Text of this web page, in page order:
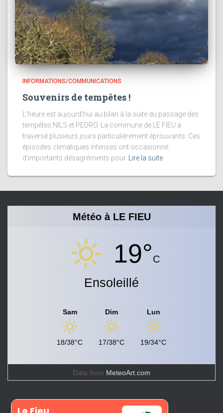
INFORMATIONS/COMMUNICATIONS
Souvenirs de tempêtes !
L’heure est aujourd’hui au bilan à la suite du passage des
tempêtes NILS et PEDRO. La commune de LE FIEU a
traversé plusieurs jours particulièrement éprouvants. Ces
épisodes climatiques intenses ont occasionné
d’importants désagréments pour
Lire la suite
Météo à LE FIEU
19°C
Ensoleillé
Sam
18/38°C
Dim
17/38°C
Lun
19/34°C
Data from MeteoArt.com